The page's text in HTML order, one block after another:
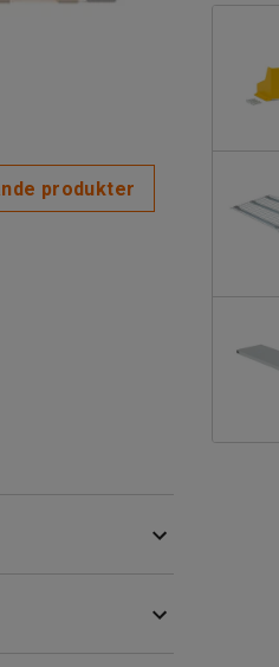
produkter
där hantering